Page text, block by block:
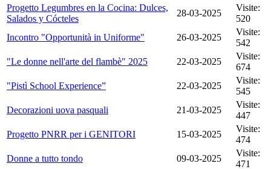
Progetto Legumbres en la Cocina: Dulces,
Salados y Cócteles
28-03-2025
Visite:
520
Incontro "Opportunità in Uniforme"
26-03-2025
Visite:
542
"Le donne nell'arte del flambè" 2025
22-03-2025
Visite:
674
"Pistì School Experience”
22-03-2025
Visite:
545
Decorazioni uova pasquali
21-03-2025
Visite:
447
Progetto PNRR per i GENITORI
15-03-2025
Visite:
474
Donne a tutto tondo
09-03-2025
Visite:
471